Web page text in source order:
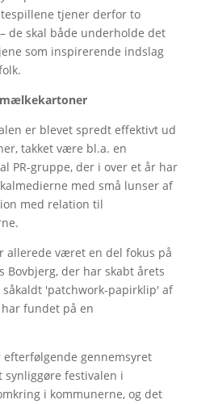
tjener derfor to
de skal både underholde det
som inspirerende indslag
er blevet spredt effektivt ud
takket være bl.a. en
PR-gruppe, der i over et år har
med små lunser af
med relation til
allerede været en del fokus på
Bovbjerg, der har skabt årets
'patchwork-papirklip' af
fundet på en
gennemsyret
festivalen i
i kommunerne, og det